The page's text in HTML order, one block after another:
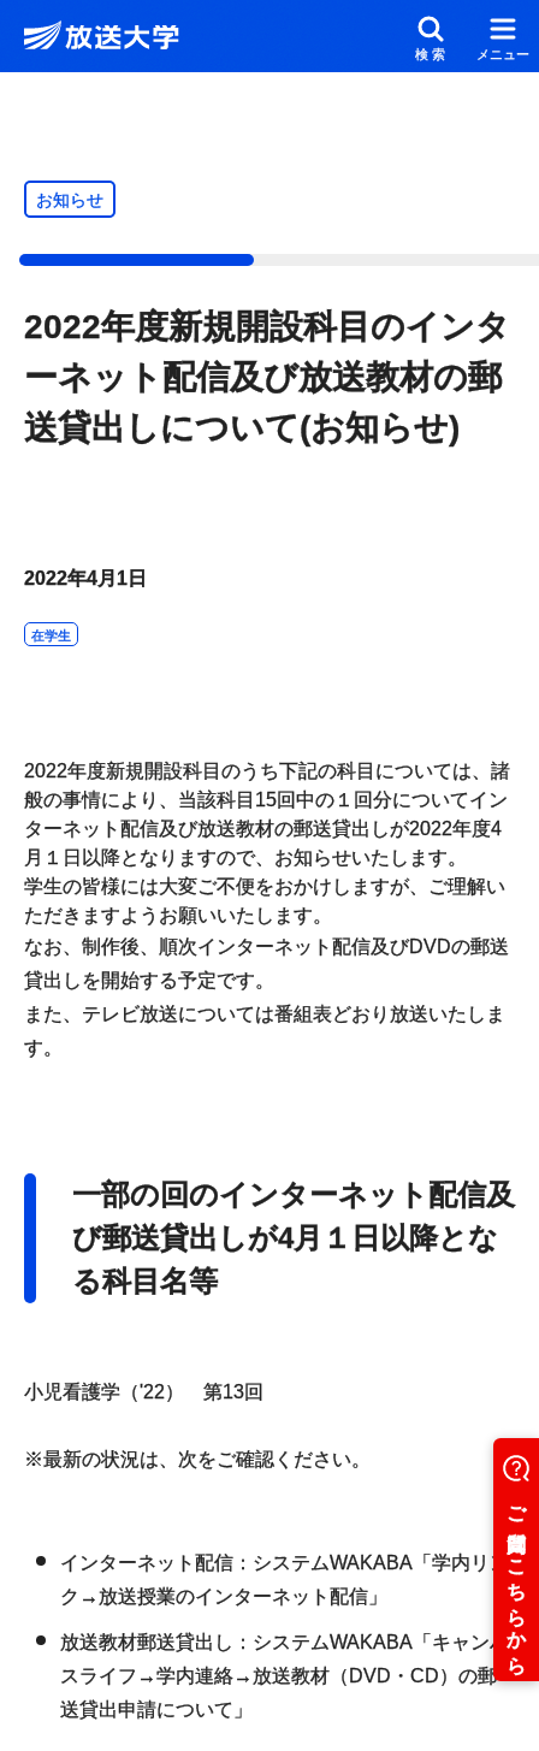
メインコンテンツにスキップ
検索 メニュー
お知らせ
2022年度新規開設科目のインタ
ーネット配信及び放送教材の郵
送貸出しについて(お知らせ)
2022年4月1日
在学生
2022年度新規開設科目のうち下記の科目については、諸
般の事情により、当該科目 15回中の１回分についてイン
ターネット配信及び放送教材の郵送貸出しが2022年度4
月１日以降となりますので、お知らせいたします。
学生の皆様には大変ご不便をおかけしますが、ご理解い
ただきますようお願いいたします。
なお、制作後、順次インターネット配信及びDVDの郵送
貸出しを開始する予定です。
また、テレビ放送については番組表どおり放送いたしま
す。
一部の回のインターネット配信及
び郵送貸出しが4月１日以降とな
る科目名等
小児看護学（'22） 第13回
※最新の状況は、次をご確認ください。
インターネット配信：システムWAKABA 「学内リン
ク→放送授業のインターネット配信」
放送教材郵送貸出し：システムWAKABA「キャンパ
スライフ→学内連絡→放送教材（DVD・CD）の郵
送貸出申請について」